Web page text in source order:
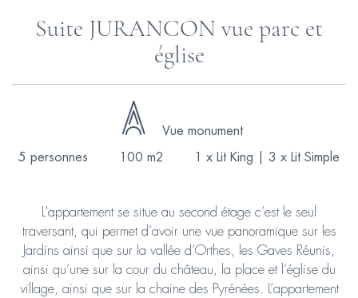
Suite JURANCON vue parc et
église
Vue monument
5 personnes
100 m2 1 x Lit King 3 x Lit Simple
L'appartement se situe au second étage c’est le seul
traversant, qui permet d’avoir une vue panoramique sur les
Jardins ainsi que sur la vallée d’Orthes, les Gaves Réunis,
ainsi qu’une sur la cour du château, la place et l’église du
village, ainsi que sur la chaine des Pyrénées. L’appartement